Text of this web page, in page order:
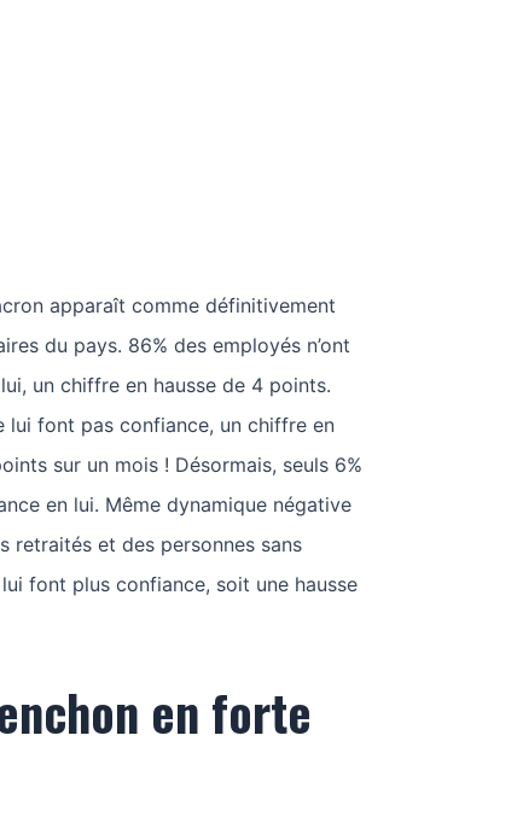
apparaît comme définitivement
du pays. 86% des employés n’ont
un chiffre en hausse de 4 points.
lui font pas confiance, un chiffre en
sur un mois ! Désormais, seuls 6%
en lui. Même dynamique négative
retraités et des personnes sans
font plus confiance, soit une hausse
en forte